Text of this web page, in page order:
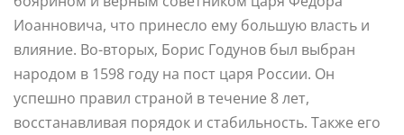
Иоанновича, что принесло ему большую власть и
влияние. Во-вторых, Борис Годунов был выбран
народом в 1598 году на пост царя России. Он
успешно правил страной в течение 8 лет,
восстанавливая порядок и стабильность. Также его